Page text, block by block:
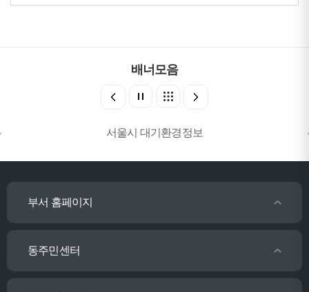
배너모음
서울시 대기환경정보
부서 홈페이지
동주민센터